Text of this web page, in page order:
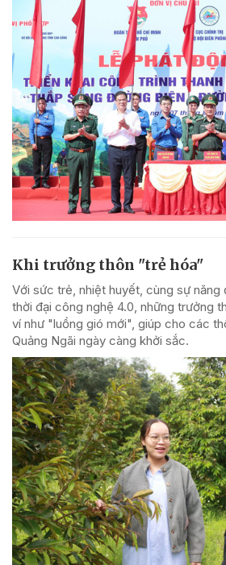
Khi trưởng thôn "trẻ hóa"
Với sức trẻ, nhiệt huyết, cùng sự năng
thời đại công nghệ 4.0, những trưởng
ví như "luồng gió mới", giúp cho các
Quảng Ngãi ngày càng khởi sắc.